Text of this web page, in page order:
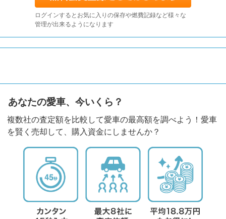
ログインするとお気に入りの保存や燃費記録など様々な
管理が出来るようになります
あなたの愛車、今いくら？
複数社の査定額を比較して愛車の最高額を調べよう！愛車
を賢く売却して、購入資金にしませんか？